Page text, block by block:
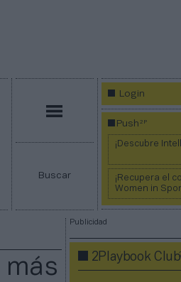
Buscar
Login
Push2P
¡Descubre
¡Recupera el
Women in
más
Publicidad
2Playbook Club